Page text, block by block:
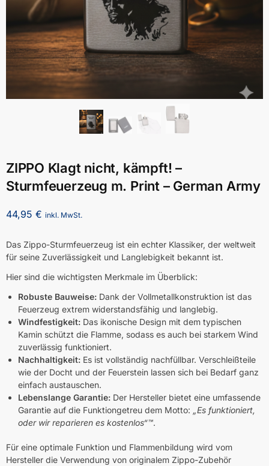
ZIPPO Klagt nicht, kämpft! –
Sturmfeuerzeug m. Print – German Army
44,95 € inkl. MwSt.
Das Zippo-Sturmfeuerzeug ist ein echter Klassiker, der weltweit
für seine Zuverlässigkeit und Langlebigkeit bekannt ist.
Hier sind die wichtigsten Merkmale im Überblick:
Robuste Bauweise: Dank der Vollmetallkonstruktion ist das
Feuerzeug extrem widerstandsfähig und langlebig.
Windfestigkeit: Das ikonische Design mit dem typischen
Kamin schützt die Flamme, sodass es auch bei starkem Wind
zuverlässig funktioniert.
Nachhaltigkeit: Es ist vollständig nachfüllbar. Verschleißteile
wie der Docht und der Feuerstein lassen sich bei Bedarf ganz
einfach austauschen.
Lebenslange Garantie: Der Hersteller bietet eine umfassende
Garantie auf die Funktiongetreu dem Motto: „Es funktioniert,
oder wir reparieren es kostenlos“™.
Für eine optimale Funktion und Flammenbildung wird vom
Hersteller die Verwendung von originalem Zippo-Zubehör